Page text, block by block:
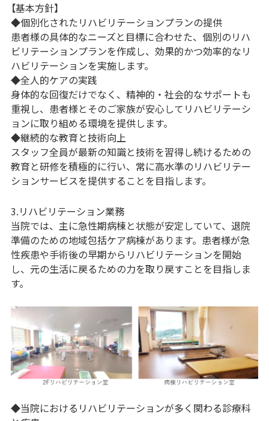
【基本方針】
◆個別化されたリハビリテーションプランの提供
患者様の具体的なニーズと目標に合わせた、個別のリハ
ビリテーションプランを作成し、効果的かつ効率的なリ
ハビリテーションを実施します。
◆全人的ケアの実践
身体的な回復だけでなく、精神的・社会的なサポートも
重視し、患者様とそのご家族が安心してリハビリテーシ
ョンに取り組める環境を提供します。
◆継続的な教育と技術向上
スタッフ全員が最新の知識と技術を習得し続けるための
教育と研修を積極的に行い、常に高水準のリハビリテー
ションサービスを提供することを目指します。
3.リハビリテーション業務
当院では、主に急性期病棟と状態が安定していて、退院
準備のための地域包括ケア病棟があります。患者様が急
性疾患や手術後の早期からリハビリテーションを開始
し、元の生活に戻るための力を取り戻すことを目指しま
す。
◆当院におけるリハビリテーションが多く関わる診療科